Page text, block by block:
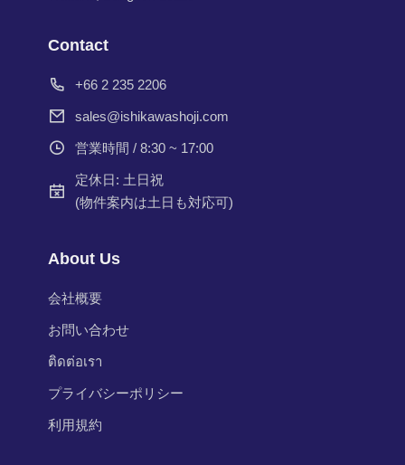
Contact
+66 2 235 2206
sales@ishikawashoji.com
営業時間 / 8:30 ~ 17:00
定休日: 土日祝
(物件案内は土日も対応可)
About Us
会社概要
お問い合わせ
ติดต่อเรา
プライバシーポリシー
利用規約